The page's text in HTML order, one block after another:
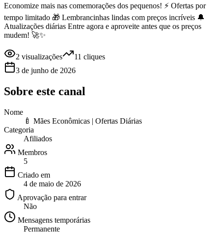
Economize mais nas comemorações dos pequenos! ⚡ Ofertas por
tempo limitado 🎁 Lembrancinhas lindas com preços incríveis 🔔
Atualizações diárias Entre agora e aproveite antes que os preços
mudem! 🚀✨
2 visualizações 11 cliques
3 de junho de 2026
Sobre este canal
Nome
🍼 Mães Econômicas | Ofertas Diárias
Categoria
Afiliados
Membros
5
Criado em
4 de maio de 2026
Aprovação para entrar
Não
Mensagens temporárias
Permanente